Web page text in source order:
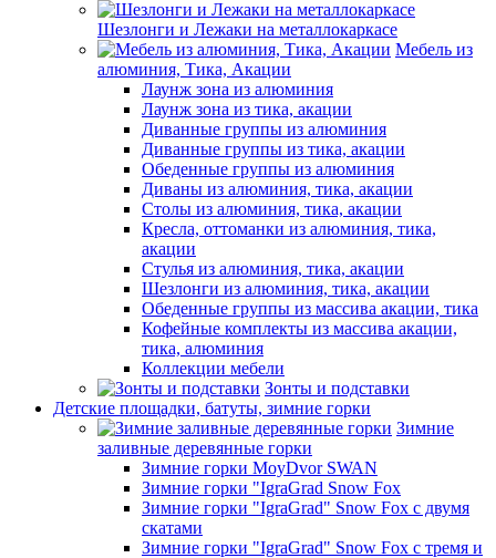
Шезлонги и Лежаки на металлокаркасе
Мебель из
алюминия, Тика, Акации
Лаунж зона из алюминия
Лаунж зона из тика, акации
Диванные группы из алюминия
Диванные группы из тика, акации
Обеденные группы из алюминия
Диваны из алюминия, тика, акации
Столы из алюминия, тика, акации
Кресла, оттоманки из алюминия, тика,
акации
Стулья из алюминия, тика, акации
Шезлонги из алюминия, тика, акации
Обеденные группы из массива акации, тика
Кофейные комплекты из массива акации,
тика, алюминия
Коллекции мебели
Зонты и подставки
Детские площадки, батуты, зимние горки
Зимние
заливные деревянные горки
Зимние горки MoyDvor SWAN
Зимние горки "IgraGrad Snow Fox
Зимние горки "IgraGrad" Snow Fox с двумя
скатами
Зимние горки "IgraGrad" Snow Fox с тремя и